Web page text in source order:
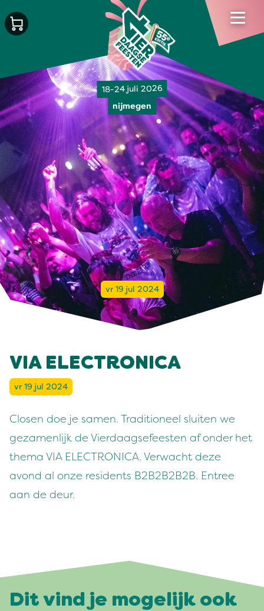
18-24 juli 2026
nijmegen
vr 19 jul 2024
VIA ELECTRONICA
vr 19 jul 2024
Closen doe je samen. Traditioneel sluiten we
gezamenlijk de Vierdaagsefeesten af onder het
thema VIA ELECTRONICA. Verwacht deze
avond al onze residents B2B2B2B2B. Entree
aan de deur.
Dit vind je mogelijk ook